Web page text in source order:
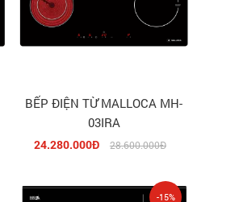
BẾP ĐIỆN TỪ MALLOCA MH-
03IRA
24.280.000Đ 28.600.000Đ
-15%